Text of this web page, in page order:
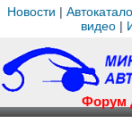
Новости |
видео|
Форум